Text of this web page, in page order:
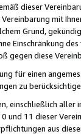
dieser
mit
Grund,
Einschränkung
gegen diese
für einen
zu
einschließlich
und 11 dieser
aus